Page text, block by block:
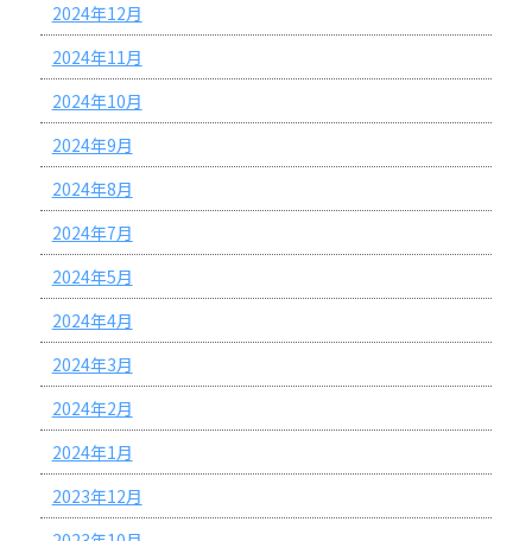
2024年12月
2024年11月
2024年10月
2024年9月
2024年8月
2024年7月
2024年5月
2024年4月
2024年3月
2024年2月
2024年1月
2023年12月